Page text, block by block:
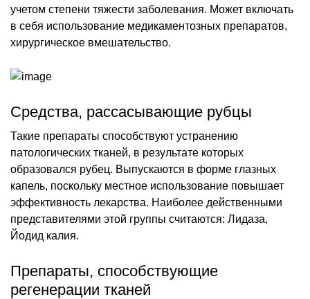
учетом степени тяжести заболевания. Может включать
в себя использование медикаментозных препаратов,
хирургическое вмешательство.
Средства, рассасывающие рубцы
Такие препараты способствуют устранению
патологических тканей, в результате которых
образовался рубец. Выпускаются в форме глазных
капель, поскольку местное использование повышает
эффективность лекарства. Наиболее действенными
представителями этой группы считаются: Лидаза,
Йодид калия.
Препараты, способствующие
регенерации тканей